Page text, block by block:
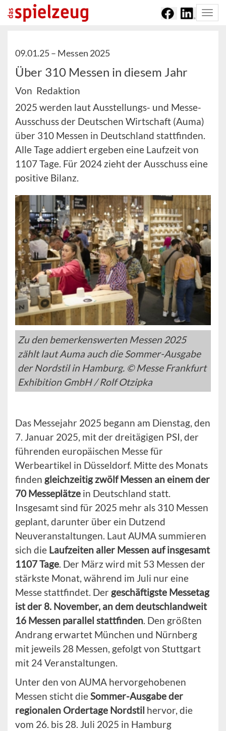
09.01.25 – Messen 2025
Über 310 Messen in diesem Jahr
Von Redaktion
2025 werden laut Ausstellungs- und Messe-
Ausschuss der Deutschen Wirtschaft (Auma)
über 310 Messen in Deutschland stattfinden.
Alle Tage addiert ergeben eine Laufzeit von
1107 Tage. Für 2024 zieht der Ausschuss eine
positive Bilanz.
Zu den bemerkenswerten Messen 2025
zählt laut Auma auch die Sommer-Ausgabe
der Nordstil in Hamburg. © Messe Frankfurt
Exhibition GmbH / Rolf Otzipka
Das Messejahr 2025 begann am Dienstag, den
7. Januar 2025, mit der dreitägigen PSI, der
führenden europäischen Messe für
Werbeartikel in Düsseldorf. Mitte des Monats
finden gleichzeitig zwölf Messen an einem der
70 Messeplätze in Deutschland statt.
Insgesamt sind für 2025 mehr als 310 Messen
geplant, darunter über ein Dutzend
Neuveranstaltungen. Laut AUMA summieren
sich die Laufzeiten aller Messen auf insgesamt
1107 Tage. Der März wird mit 53 Messen der
stärkste Monat, während im Juli nur eine
Messe stattfindet. Dergeschäftigste Messetag
ist der 8. November, an dem deutschlandweit
16 Messen parallel stattfinden. Den größten
Andrang erwartet München und Nürnberg
mit jeweils 28 Messen, gefolgt von Stuttgart
mit 24 Veranstaltungen.
Unter den von AUMA hervorgehobenen
Messen sticht dieSommer-Ausgabe der
regionalen Ordertage Nordstil hervor, die
vom 26. bis 28. Juli 2025 in Hamburg